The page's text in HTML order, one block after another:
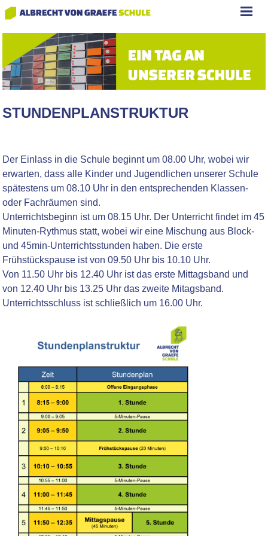
STUNDENPLANSTRUKTUR
Der Einlass in die Schule beginnt um 08.00 Uhr, wobei wir
erwarten, dass alle Kinder und Jugendlichen unserer Schule
spätestens um 08.10 Uhr in den entsprechenden Klassen-
oder Fachräumen sind.
Unterrichtsbeginn ist um 08.15 Uhr. Der Unterricht findet im 45
Minuten-Rythmus statt, wobei wir eine Mischung aus Block-
und 45min-Unterrichtsstunden haben. Die erste
Frühstückspause ist von 09.50 Uhr bis 10.10 Uhr.
Von 11.50 Uhr bis 12.40 Uhr ist das erste Mittagsband und
von 12.40 Uhr bis 13.25 Uhr das zweite Mitagsband.
Unterrichtsschluss ist schließlich um 16.00 Uhr.